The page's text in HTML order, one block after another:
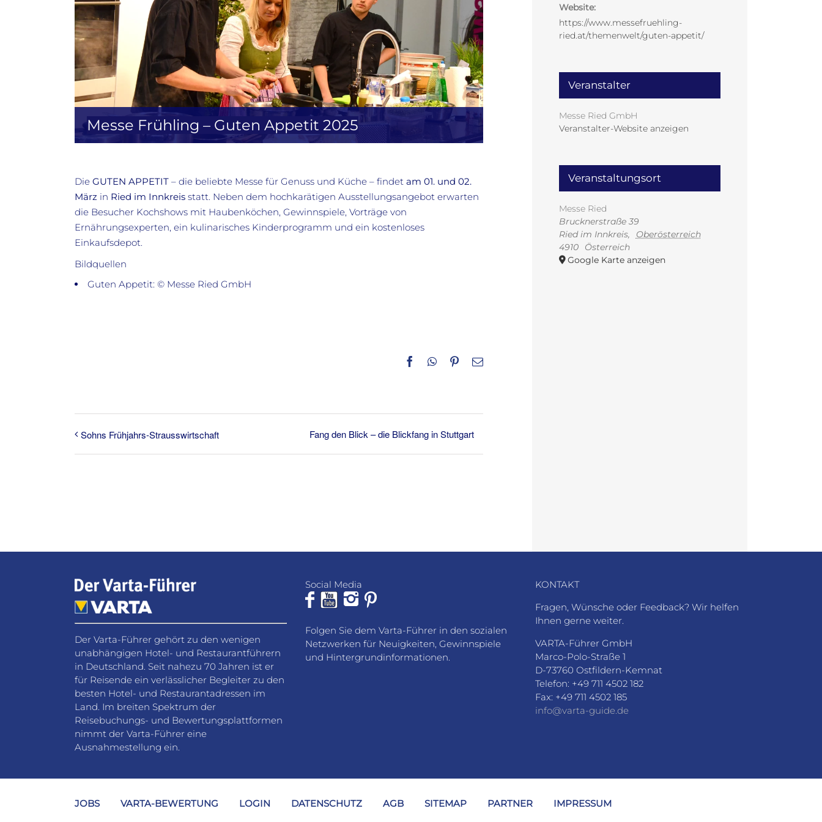
Messe Frühling – Guten Appetit 2025
Die GUTEN APPETIT– die beliebte Messe für Genuss und Küche – findet am 01. und 02.
März in Ried im Innkreisstatt. Neben dem hochkarätigen Ausstellungsangebot erwarten
die Besucher Kochshows mit Haubenköchen, Gewinnspiele, Vorträge von
Ernährungsexperten, ein kulinarisches Kinderprogramm und ein kostenloses
Einkaufsdepot.
Bildquellen
Guten Appetit: © Messe Ried GmbH
Facebook
WhatsApp
Pinterest
E-
Sohns Frühjahrs-Strausswirtschaft Fang den Blick – die Blickfang in Stuttgart
Website:
https://www.messefruehling-
ried.at/themenwelt/guten-appetit/
Veranstalter
Messe Ried GmbH
Veranstalter-Website anzeigen
Veranstaltungsort
Messe Ried
Brucknerstraße 39
Ried im Innkreis,
Oberösterreich
4910
Österreich
Google Karte anzeigen
Der Varta-Führer gehört zu den wenigen
unabhängigen Hotel- und Restaurantführern
in Deutschland. Seit nahezu 70 Jahren ist er
für Reisende ein verlässlicher Begleiter zu den
besten Hotel- und Restaurantadressen im
Land. Im breiten Spektrum der
Reisebuchungs- und Bewertungsplattformen
nimmt der Varta-Führer eine
Ausnahmestellung ein.
Social Media
Folgen Sie dem Varta-Führer in den sozialen
Netzwerken für Neuigkeiten, Gewinnspiele
und Hintergrundinformationen.
KONTAKT
Fragen, Wünsche oder Feedback? Wir helfen
Ihnen gerne weiter.
VARTA-Führer GmbH
Marco-Polo-Straße 1
D-73760 Ostfildern-Kemnat
Telefon: +49 711 4502 182
Fax: +49 711 4502 185
info@varta-guide.de
JOBS VARTA-BEWERTUNG LOGIN DATENSCHUTZ AGB SITEMAP PARTNER IMPRESSUM